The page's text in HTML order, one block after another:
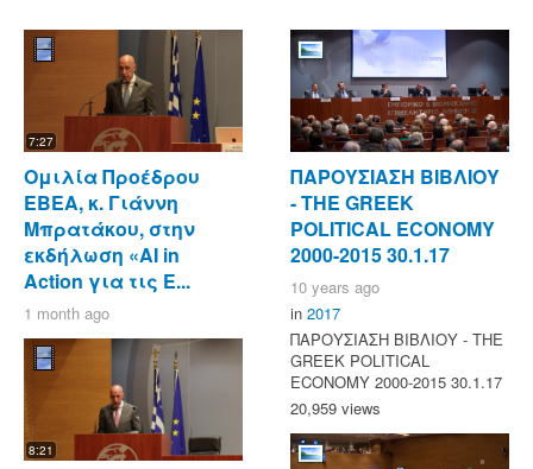
7:27
Ομιλία Προέδρου
ΕΒΕΑ, κ. Γιάννη
Μπρατάκου, στην
εκδήλωση «AI in
Action για τις Ε...
1 month ago
8:21
ΠΑΡΟΥΣΙΑΣΗ ΒΙΒΛΙΟΥ
- ΤΗΕ GREEK
POLITICAL ECONOMY
2000-2015 30.1.17
10 years ago
in 2017
ΠΑΡΟΥΣΙΑΣΗ ΒΙΒΛΙΟΥ - ΤΗΕ
GREEK POLITICAL
ECONOMY 2000-2015 30.1.17
20,959 views